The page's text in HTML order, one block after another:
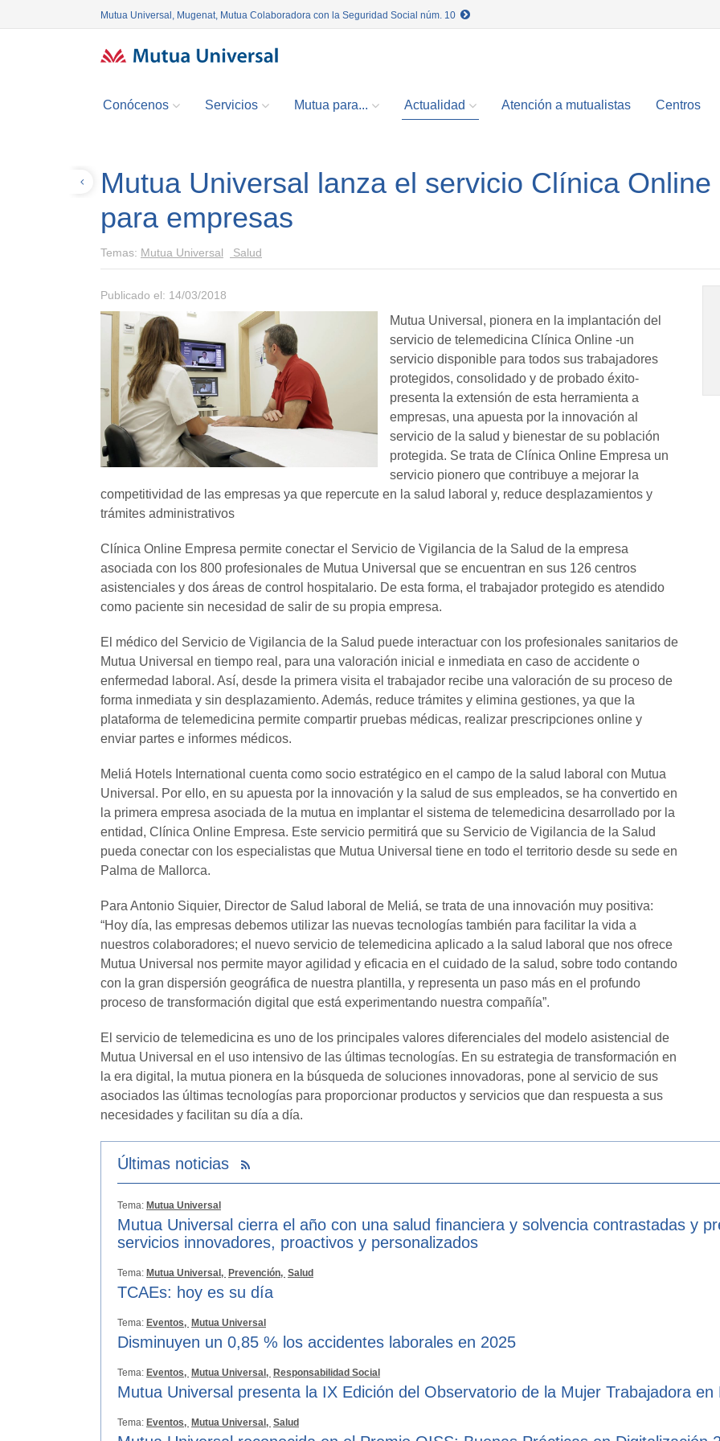
Mutua Universal, Mugenat, Mutua Colaboradora con la Seguridad Social núm. 10
Conócenos Servicios Mutua para... Actualidad Atención a mutualistas Centros
Mutua Universal lanza el servicio Clínica Online
para empresas
Temas: Mutua Universal Salud
Publicado el: 14/03/2018
Mutua Universal, pionera en la implantación del
servicio de telemedicina Clínica Online -un
servicio disponible para todos sus trabajadores
protegidos, consolidado y de probado éxito-
presenta la extensión de esta herramienta a
empresas, una apuesta por la innovación al
servicio de la salud y bienestar de su población
protegida. Se trata de Clínica Online Empresa un
servicio pionero que contribuye a mejorar la
competitividad de las empresas ya que repercute en la salud laboral y, reduce desplazamientos y
trámites administrativos
Clínica Online Empresa permite conectar el Servicio de Vigilancia de la Salud de la empresa
asociada con los 800 profesionales de Mutua Universal que se encuentran en sus 126 centros
asistenciales y dos áreas de control hospitalario. De esta forma, el trabajador protegido es atendido
como paciente sin necesidad de salir de su propia empresa.
El médico del Servicio de Vigilancia de la Salud puede interactuar con los profesionales sanitarios de
Mutua Universal en tiempo real, para una valoración inicial e inmediata en caso de accidente o
enfermedad laboral. Así, desde la primera visita el trabajador recibe una valoración de su proceso de
forma inmediata y sin desplazamiento. Además, reduce trámites y elimina gestiones, ya que la
plataforma de telemedicina permite compartir pruebas médicas, realizar prescripciones online y
enviar partes e informes médicos.
Meliá Hotels International cuenta como socio estratégico en el campo de la salud laboral con Mutua
Universal. Por ello, en su apuesta por la innovación y la salud de sus empleados, se ha convertido en
la primera empresa asociada de la mutua en implantar el sistema de telemedicina desarrollado por la
entidad, Clínica Online Empresa. Este servicio permitirá que su Servicio de Vigilancia de la Salud
pueda conectar con los especialistas que Mutua Universal tiene en todo el territorio desde su sede en
Palma de Mallorca.
Para Antonio Siquier, Director de Salud laboral de Meliá, se trata de una innovación muy positiva:
“Hoy día, las empresas debemos utilizar las nuevas tecnologías también para facilitar la vida a
nuestros colaboradores; el nuevo servicio de telemedicina aplicado a la salud laboral que nos ofrece
Mutua Universal nos permite mayor agilidad y eficacia en el cuidado de la salud, sobre todo contando
con la gran dispersión geográfica de nuestra plantilla, y representa un paso más en el profundo
proceso de transformación digital que está experimentando nuestra compañía”.
El servicio de telemedicina es uno de los principales valores diferenciales del modelo asistencial de
Mutua Universal en el uso intensivo de las últimas tecnologías. En su estrategia de transformación en
la era digital, la mutua pionera en la búsqueda de soluciones innovadoras, pone al servicio de sus
asociados las últimas tecnologías para proporcionar productos y servicios que dan respuesta a sus
necesidades y facilitan su día a día.
Últimas noticias
Tema: Mutua Universal
Mutua Universal cierra el año con una salud financiera y solvencia contrastadas y
servicios innovadores, proactivos y personalizados
Tema: Mutua Universal, Prevención, Salud
TCAEs: hoy es su día
Tema: Eventos, Mutua Universal
Disminuyen un 0,85 % los accidentes laborales en 2025
Tema: Eventos, Mutua Universal, Responsabilidad Social
Mutua Universal presenta la IX Edición del Observatorio de la Mujer Trabajadora en
Tema: Eventos, Mutua Universal, Salud